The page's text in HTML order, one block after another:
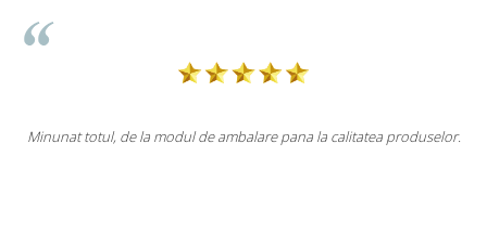
la calitatea produselor.
Totul la superlativ! Produsul, fix